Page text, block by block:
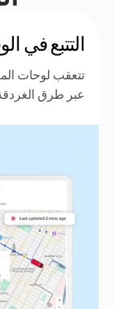
التتبع في
تتعقب لوحات
عبر طرق